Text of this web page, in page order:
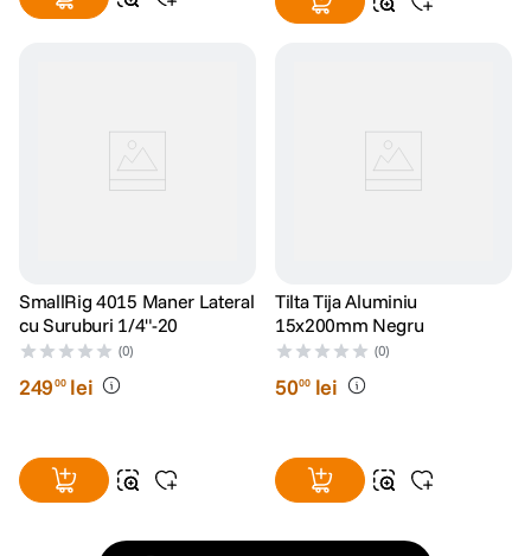
SmallRig 4015 Maner Lateral
cu Suruburi 1/4"-20
(0)
24900 lei
Tilta Tija Aluminiu
15x200mm Negru
(0)
5000 lei